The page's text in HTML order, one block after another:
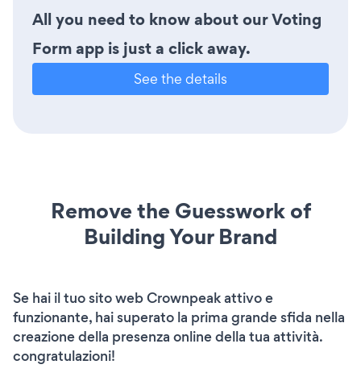
All you need to know about our Voting
Form app is just a click away.
See the details
Remove the Guesswork of
Building Your Brand
Se hai il tuo sito web Crownpeak attivo e
funzionante, hai superato la prima grande sfida nella
creazione della presenza online della tua attività.
congratulazioni!